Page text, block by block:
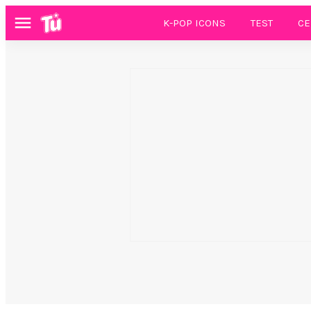
Menú K-POP ICONS TEST